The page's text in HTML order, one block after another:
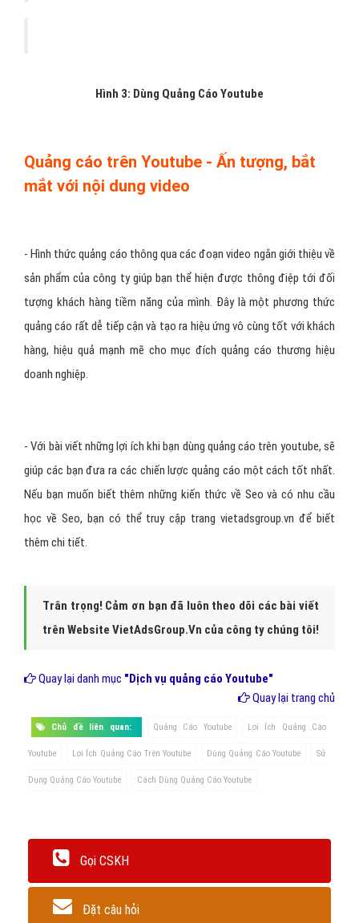
Hình 3: Dùng Quảng Cáo Youtube
Quảng cáo trên Youtube - Ấn tượng, bắt
mắt với nội dung video
- Hình thức quảng cáo thông qua các đoạn video ngắn giới thiệu về
sản phẩm của công ty giúp bạn thể hiện được thông điệp tới đối
tượng khách hàng tiềm năng của mình. Đây là một phương thức
quảng cáo rất dễ tiếp cận và tạo ra hiệu ứng vô cùng tốt với khách
hàng, hiệu quả mạnh mẽ cho mục đích quảng cáo thương hiệu
doanh nghiệp.
- Với bài viết những lợi ích khi bạn dùng quảng cáo trên youtube, sẽ
giúp các bạn đưa ra các chiến lược quảng cáo một cách tốt nhất.
Nếu bạn muốn biết thêm những kiến thức về Seo và có nhu cầu
học về Seo, bạn có thể truy cập trang vietadsgroup.vn để biết
thêm chi tiết.
Trân trọng! Cảm ơn bạn đã luôn theo dõi các bài viết
trên Website VietAdsGroup.Vn của công ty chúng tôi!
Quay lại danh mục "Dịch vụ quảng cáo Youtube"
Quay lại trang chủ
Chủ đề liên quan: Quảng Cáo Youtube Lợi Ích Quảng Cáo
Youtube Lợi Ích Quảng Cáo Trên Youtube Dùng Quảng Cáo Youtube Sử
Dụng Quảng Cáo Youtube Cách Dùng Quảng Cáo Youtube
Gọi CSKH
Đặt câu hỏi